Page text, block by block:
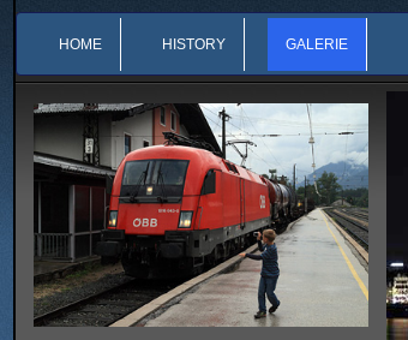
HOME HISTORY GALERIE